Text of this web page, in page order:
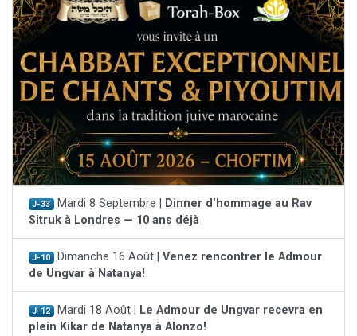
J-33 Mardi 8 Septembre |
Dinner d'hommage au Rav
Sitruk à Londres — 10 ans déjà
J-10 Dimanche 16 Août | Venez rencontrer le Admour
de Ungvar à Natanya!
J-12 Mardi 18 Août |
Le Admour de Ungvar recevra en
plein Kikar de Natanya à Alonzo!